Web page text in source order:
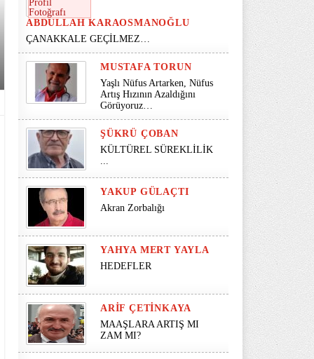
ABDULLAH KARAOSMANOĞLU
ÇANAKKALE GEÇİLMEZ…
MUSTAFA TORUN
Yaşlı Nüfus Artarken, Nüfus
Artış Hızının Azaldığını
Görüyoruz…
ŞÜKRÜ ÇOBAN
KÜLTÜREL SÜREKLİLİK
...
YAKUP GÜLAÇTI
Akran Zorbalığı
YAHYA MERT YAYLA
HEDEFLER
ARIF ÇETINKAYA
MAAŞLARA ARTIŞ MI
ZAM MI?